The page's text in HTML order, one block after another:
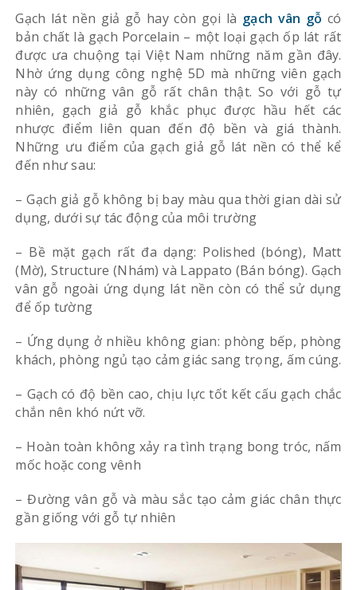
Gạch lát nền giả gỗ hay còn gọi là gạch vân gỗ có
bản chất là gạch Porcelain – một loại gạch ốp lát rất
được ưa chuộng tại Việt Nam những năm gần đây.
Nhờ ứng dụng công nghệ 5D mà những viên gạch
này có những vân gỗ rất chân thật.So với gỗ tự
nhiên, gạch giả gỗ khắc phục được hầu hết các
nhược điểm liên quan đến độ bền và giá thành.
Những ưu điểm của gạch giả gỗ lát nền có thể kể
đến như sau:
– Gạch giả gỗ không bị bay màu qua thời gian dài sử
dụng, dưới sự tác động của môi trường
– Bề mặt gạch rất đa dạng: Polished (bóng), Matt
(Mờ), Structure (Nhám) và Lappato (Bán bóng). Gạch
vân gỗ ngoài ứng dụng lát nền còn có thể sử dụng
để ốp tường
– Ứng dụng ở nhiều không gian: phòng bếp, phòng
khách, phòng ngủ tạo cảm giác sang trọng, ấm cúng.
– Gạch có độ bền cao, chịu lực tốt kết cấu gạch chắc
chắn nên khó nứt vỡ.
– Hoàn toàn không xảy ra tình trạng bong tróc, nấm
mốc hoặc cong vênh
– Đường vân gỗ và màu sắc tạo cảm giác chân thực
gần giống với gỗ tự nhiên